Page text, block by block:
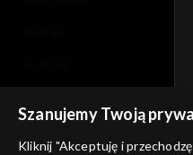
Szanujemy Twoją
Kliknij "Akceptuję i